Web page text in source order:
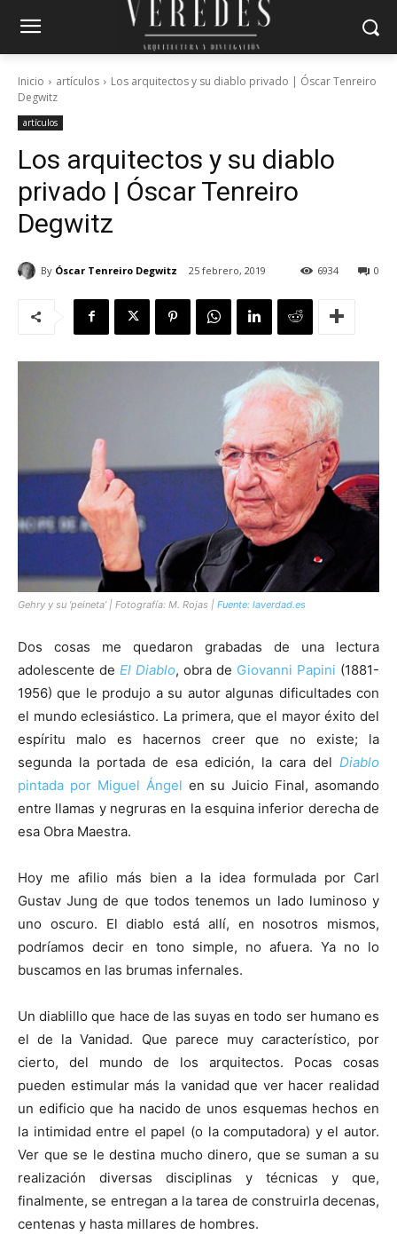
Inicio artículos
Los arquitectos y su diablo privado | Óscar Tenreiro
Degwitz
artículos
Los arquitectos y su diablo
privado | Óscar Tenreiro
Degwitz
By Óscar Tenreiro Degwitz 25 febrero, 2019 0
6934
Gehry y su ‘peineta’ | Fotografía: M. Rojas | Fuente: laverdad.es
Dos cosas me quedaron grabadas de una lectura
adolescente de El Diablo, obra de Giovanni Papini (1881-
1956) que le produjo a su autor algunas dificultades con
el mundo eclesiástico. La primera, que el mayor éxito del
espíritu malo es hacernos creer que no existe; la
segunda la portada de esa edición, la cara del Diablo
pintada por Miguel Ángel en su Juicio Final, asomando
entre llamas y negruras en la esquina inferior derecha de
esa Obra Maestra.
Hoy me afilio más bien a la idea formulada por Carl
Gustav Jung de que todos tenemos un lado luminoso y
uno oscuro. El diablo está allí, en nosotros mismos,
podríamos decir en tono simple, no afuera. Ya no lo
buscamos en las brumas infernales.
Un diablillo que hace de las suyas en todo ser humano es
el de la Vanidad. Que parece muy característico, por
cierto, del mundo de los arquitectos. Pocas cosas
pueden estimular más la vanidad que ver hacer realidad
un edificio que ha nacido de unos esquemas hechos en
la intimidad entre el papel (o la computadora) y el autor.
Ver que se le destina mucho dinero, que se suman a su
realización diversas disciplinas y técnicas y que,
finalmente, se entregan a la tarea de construirla decenas,
centenas y hasta millares de hombres.